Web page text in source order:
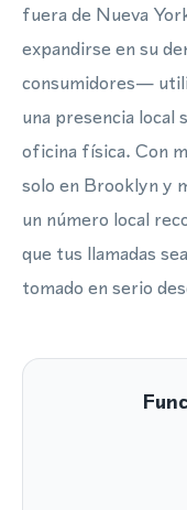
fuera de Nueva
expandirse en su
consumidores—
una presencia local
oficina física. Con
solo en Brooklyn y
un número local
que tus llamadas
tomado en serio